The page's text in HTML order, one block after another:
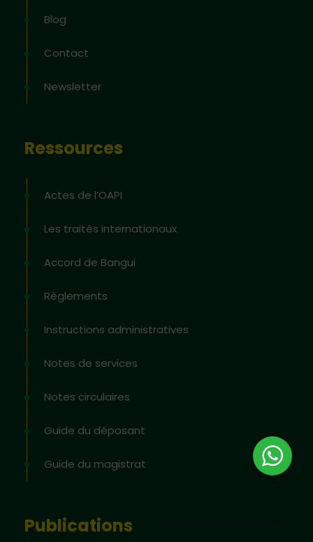
Blog
Contact
Newsletter
Ressources
Actes de l’OAPI
Les traités internationaux
Accord de Bangui
Règlements
Instructions administratives
Notes de services
Notes circulaires
Guide du déposant
Guide du magistrat
Publications